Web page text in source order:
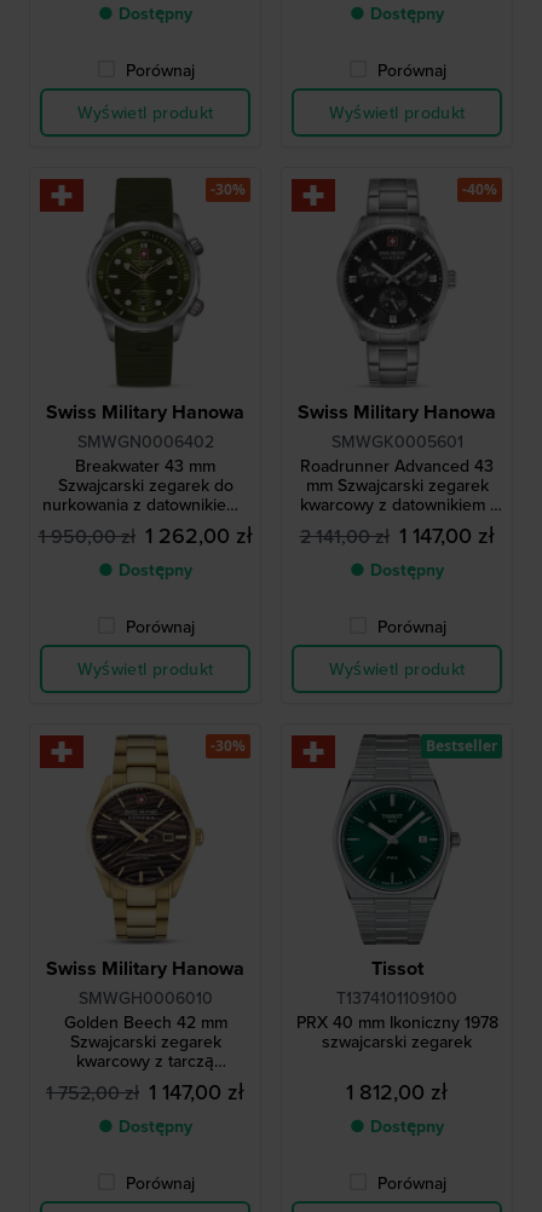
● Dostępny
Porównaj
Wyświetl produkt
● Dostępny
Porównaj
Wyświetl produkt
Swiss Military Hanowa
SMWGN0006402
Breakwater 43 mm
Szwajcarski zegarek do
nurkowania z datownikiem i
wewnętrznym bezelem do
nurkowania
1 950,00 zł 1 262,00 zł
● Dostępny
Porównaj
Wyświetl produkt
-30%
Swiss Military Hanowa
SMWGK0005601
Roadrunner Advanced 43
mm Szwajcarski zegarek
kwarcowy z datownikiem i
tarczą 24h
2 141,00 zł 1 147,00 zł
● Dostępny
Porównaj
Wyświetl produkt
-40%
Swiss Military Hanowa
SMWGH0006010
Golden Beech 42 mm
Szwajcarski zegarek
kwarcowy z tarczą
inspirowaną lasem
1 752,00 zł 1 147,00 zł
● Dostępny
Porównaj
-30%
Tissot
T1374101109100
PRX 40 mm Ikoniczny 1978
szwajcarski zegarek
1 812,00 zł
● Dostępny
Porównaj
Bestseller